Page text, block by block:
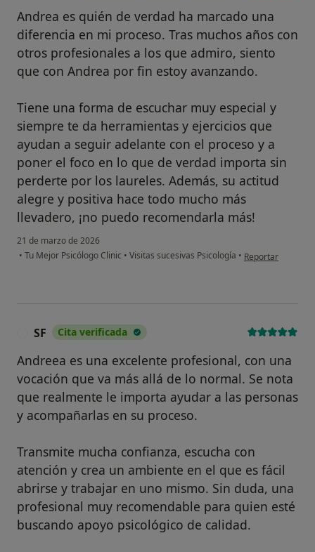
Andrea es quién de verdad ha marcado una
diferencia en mi proceso. Tras muchos años con
otros profesionales a los que admiro, siento
que con Andrea por fin estoy avanzando.
Tiene una forma de escuchar muy especial y
siempre te da herramientas y ejercicios que
ayudan a seguir adelante con el proceso y a
poner el foco en lo que de verdad importa sin
perderte por los laureles. Además, su actitud
alegre y positiva hace todo mucho más
llevadero, ¡no puedo recomendarla más!
21 de marzo de 2026
• Tu Mejor Psicólogo Clinic • Visitas sucesivas Psicología • en opinión del
Reportar
SF Cita verificada
Andreea es una excelente profesional, con una
vocación que va más allá de lo normal. Se nota
que realmente le importa ayudar a las personas
y acompañarlas en su proceso.
Transmite mucha confianza, escucha con
atención y crea un ambiente en el que es fácil
abrirse y trabajar en uno mismo. Sin duda, una
profesional muy recomendable para quien esté
buscando apoyo psicológico de calidad.